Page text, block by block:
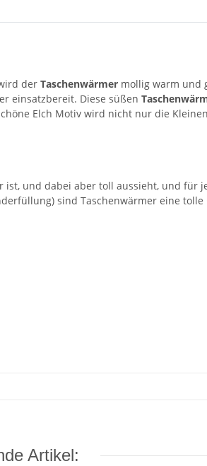
der Taschenwärmer mollig warm und
einsatzbereit. Diese süßen
Elch Motiv wird nicht nur die
ist, und dabei aber toll aussieht, und für
sind Taschenwärmer eine tolle
Artikel: